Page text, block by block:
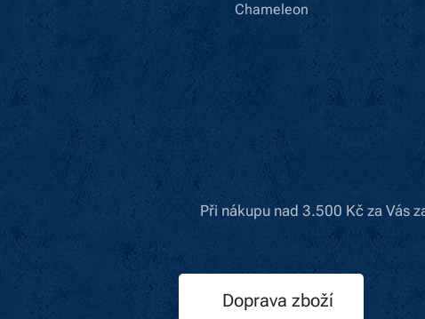
Chameleon
Při nákupu nad 3.500 Kč za Vás
Doprava zboží